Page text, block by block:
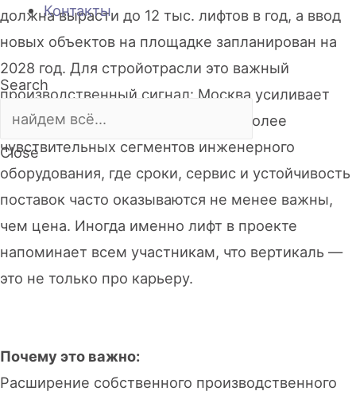
Контакты
Search
Close
должна вырасти до 12 тыс. лифтов в год, а ввод
новых объектов на площадке запланирован на
2028 год. Для стройотрасли это важный
производственный сигнал: Москва усиливает
локальную базу по одному из наиболее
чувствительных сегментов инженерного
оборудования, где сроки, сервис и устойчивость
поставок часто оказываются не менее важны,
чем цена. Иногда именно лифт в проекте
напоминает всем участникам, что вертикаль —
это не только про карьеру.
Почему это важно:
Расширение собственного производственного